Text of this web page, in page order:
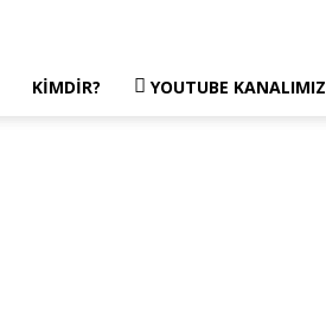
KIMDIR? YOUTUBE KANALIMIZ